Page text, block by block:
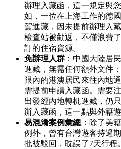
辦理入藏函，這一規定與
如，一位在上海工作的德
駕進藏，因未提前辦理入
檢查站被勸返，不僅浪費
訂的住宿資源。
免辦理人群 ：中國大陸居
進藏，無需任何額外文件
限內的港澳居民來往內地
需提前申請入藏函。需要
出發經內地轉机進藏，仍
辦入藏函，這一點與外籍
易混淆案例彙總 ：除了美
例外，曾有台灣遊客持過
批被駁回，耽誤了7天行